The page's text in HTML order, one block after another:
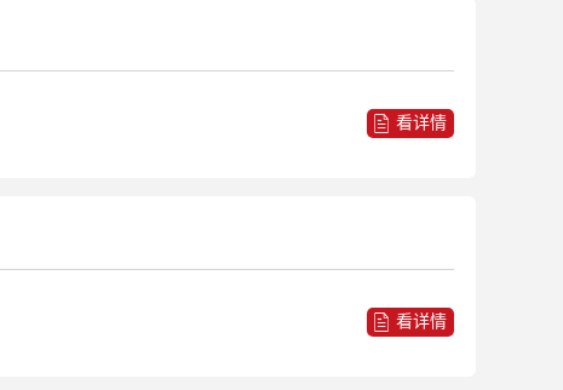
看详情
看详情